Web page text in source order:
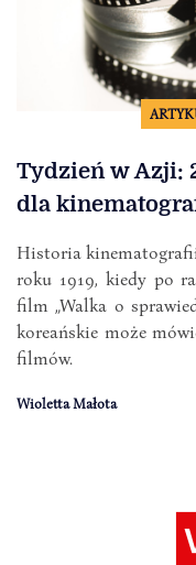
Tydzień w Azji:
dla
Historia
roku 1919, kiedy po
film „Walka o
koreańskie może
filmów.
Wioletta Małota